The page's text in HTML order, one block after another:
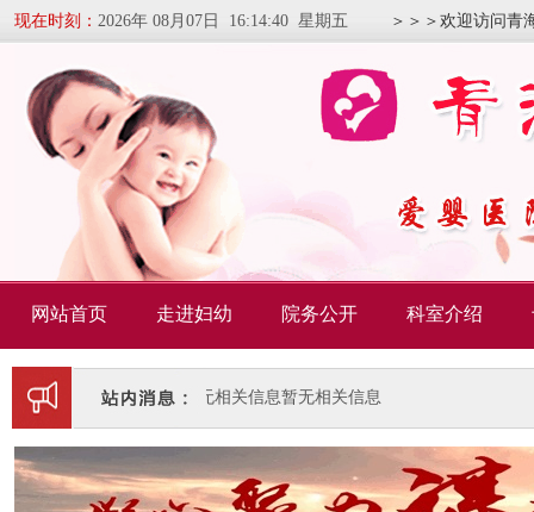
现在时刻： 2026年 08月07日 16:14:41 星期五 ＞＞＞欢迎访问青
网站首页 走进妇幼 院务公开 科室介绍
暂无相关信息暂无相关信息